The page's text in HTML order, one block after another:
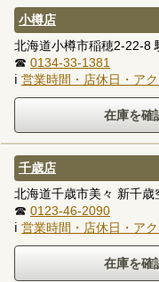
小樽店
北海道小樽市稲穂2-22-8
☎ 0134-33-1381
ℹ 営業時間・店休日・ア
千歳店
北海道千歳市美々 新千
☎ 0123-46-2090
ℹ 営業時間・店休日・ア